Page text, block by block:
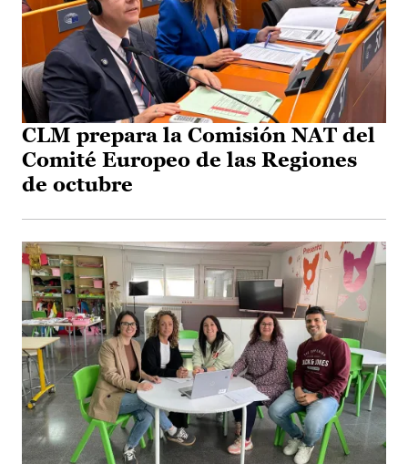
CLM prepara la Comisión NAT del
Comité Europeo de las Regiones
de octubre